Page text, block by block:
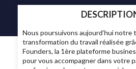
Nous poursuivons aujourd’hui notre
transformation du travail réalisée
Founders, la 1ère plateforme
pour vous accompagner dans votre